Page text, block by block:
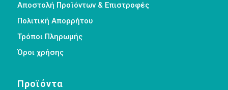
Αποστολή Προϊόντων & Επιστροφές
Πολιτική Απορρήτου
Τρόποι Πληρωμής
Όροι χρήσης
Προϊόντα